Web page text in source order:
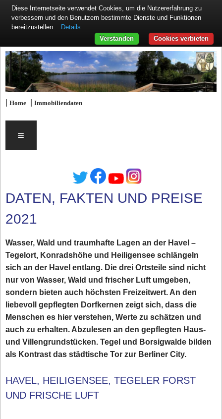
|Home |Immobiliendaten
≡
DATEN, FAKTEN UND PREISE
2021
Wasser, Wald und traumhafte Lagen an der Havel –
Tegelort, Konradshöhe und Heiligensee schlängeln
sich an der Havel entlang. Die drei Ortsteile sind nicht
nur von Wasser, Wald und frischer Luft umgeben,
sondern bieten auch höchsten Freizeitwert. An den
liebevoll gepflegten Dorfkernen zeigt sich, dass die
Menschen es hier verstehen, Werte zu schätzen und
auch zu erhalten. Abzulesen an den gepflegten Haus-
und Villengrundstücken. Tegel und Borsigwalde bilden
als Kontrast das städtische Tor zur Berliner City.
HAVEL, HEILIGENSEE, TEGELER FORST
UND FRISCHE LUFT
Diese Internetseite verwendet Cookies, um die Nutzererfahrung zu
verbessern und den Benutzern bestimmte Dienste und Funktionen
bereitzustellen.
Details
Cookies verbieten
Verstanden